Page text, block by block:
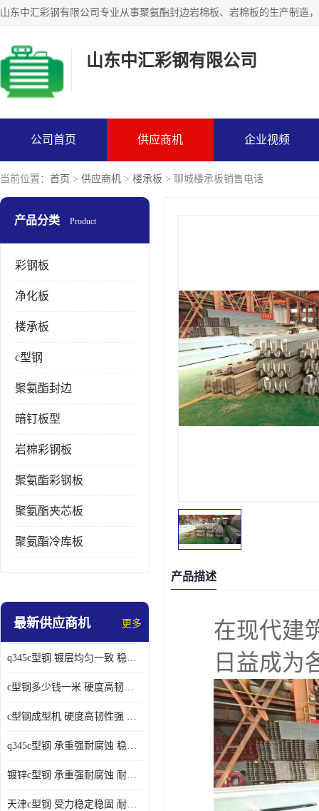
山东中汇彩钢有限公司
公司首页 供应商机 企业视频
当前位置： 首页 > 供应商机 > 楼承板 > 聊城楼承板销售电话
产品分类 Product
彩钢板
净化板
楼承板
c型钢
聚氨酯封边
暗钉板型
岩棉彩钢板
聚氨酯彩钢板
聚氨酯夹芯板
聚氨酯冷库板
最新供应商机 更多
q345c型钢 镀层均匀一致 稳重支撑承载力大
c型钢多少钱一米 硬度高韧性强 光洁无毛刺
c型钢成型机 硬度高韧性强 防腐耐蚀性能好
q345c型钢 承重强耐腐蚀 稳重支撑承载力大
镀锌c型钢 承重强耐腐蚀 耐腐蚀 耐高温
天津c型钢 受力稳定稳固 耐腐蚀 耐高温
产品描述
在现代建
日益成为